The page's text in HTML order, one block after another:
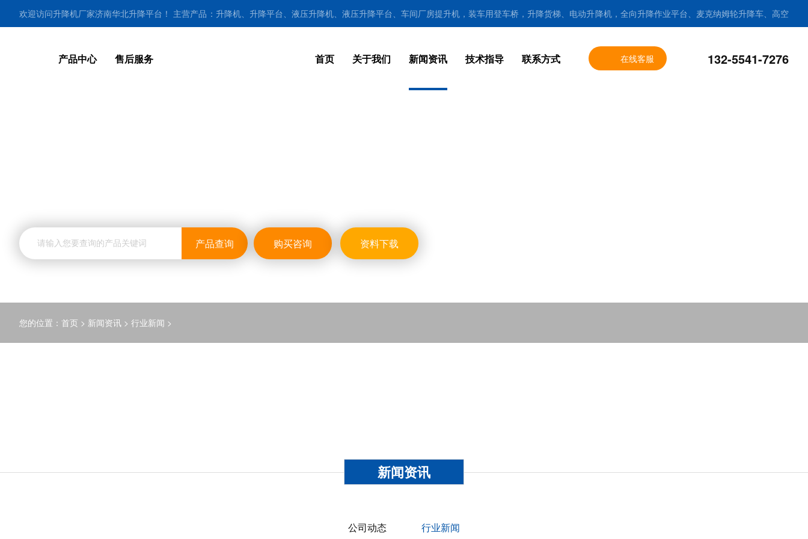
欢迎访问升降机厂家济南华北升降平台！ 主营产品：升降机、升降平台、液压升降机、液压升降平台、车间厂房提升机，装车用登车桥，升降货梯、电动升降机，全向升降作业平台、麦克纳姆轮升降车、高空
sitemap |全站导航
产品中心 售后服务 132-5541-7276
在线客服
首页 关于我们 新闻资讯 技术指导 联系方式
产品查询 购买咨询 资料下载
您的位置： 首页 > 新闻资讯 > 行业新闻 >
新闻资讯
公司动态 行业新闻